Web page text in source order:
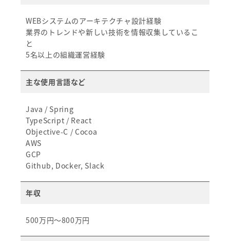
WEBシステムのアーキテクチャ設計経験
業界のトレンドや新しい技術を情報収集しているこ
と
5名以上の組織運営経験
主な使用言語など
Java / Spring
TypeScript / React
Objective-C / Cocoa
AWS
GCP
Github, Docker, Slack
年収
500万円～800万円